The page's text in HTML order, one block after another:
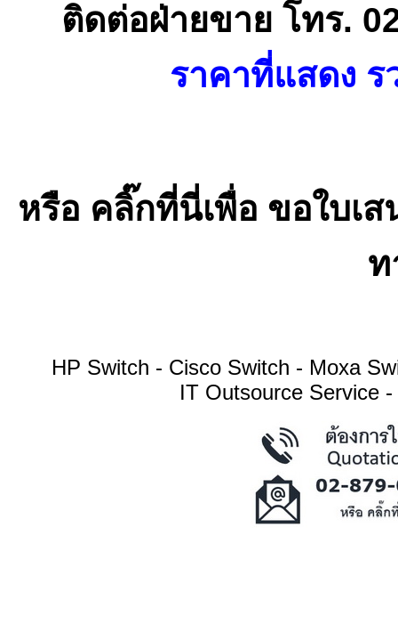
ติดต่อฝ่ายขาย โทร.
ราคาที่แสดง
หรือ คลิ๊กที่นี่เพื่อ ขอใบเ
ท
HP Switch - Cisco Switch - Moxa
IT Outsource Service